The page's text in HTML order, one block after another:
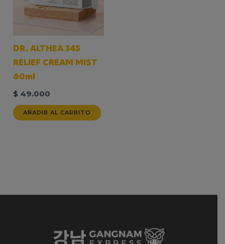
DR. ALTHEA 345
RELIEF CREAM MIST
60ml
$ 49.000
AÑADIR AL CARRITO